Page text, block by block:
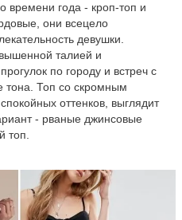
времени года - кроп-топ и
они всецело
девушки.
талией и
по городу и встреч с
тона. Топ со скромным
оттенков, выглядит
- рваные джинсовые
топ.